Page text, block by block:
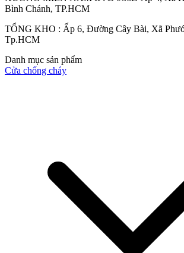
Quy mô nhà xưởng
Bình Chánh, TP.HCM
TỔNG KHO : Ấp 6, Đường Cây Bài, Xã
Tp.HCM
Danh mục sản phẩm
Cửa chống cháy